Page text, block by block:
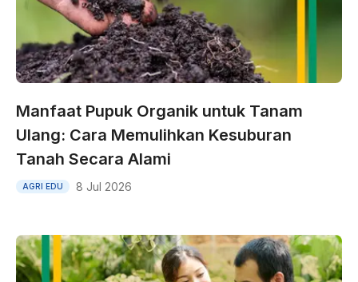
Manfaat Pupuk Organik untuk Tanam
Ulang: Cara Memulihkan Kesuburan
Tanah Secara Alami
AGRI EDU 8 Jul 2026